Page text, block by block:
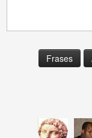
Frases